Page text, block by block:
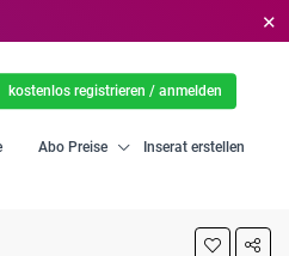
✕
Abo Preise Inserat erstellen
kostenlos registrieren / anmelden